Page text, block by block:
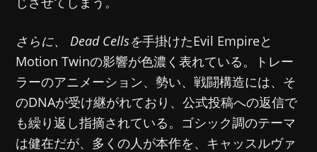
さらに、 Dead Cellsを手掛けたEvil Empireと
Motion Twinの影響が色濃く表れている。トレー
ラーのアニメーション、勢い、戦闘構造には、そ
のDNAが受け継がれており、公式投稿への返信で
も繰り返し指摘されている。ゴシック調のテーマ
は健在だが、多くの人が本作を、キャッスルヴァ